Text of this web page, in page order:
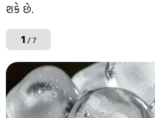
શકે છે.
1/ 7